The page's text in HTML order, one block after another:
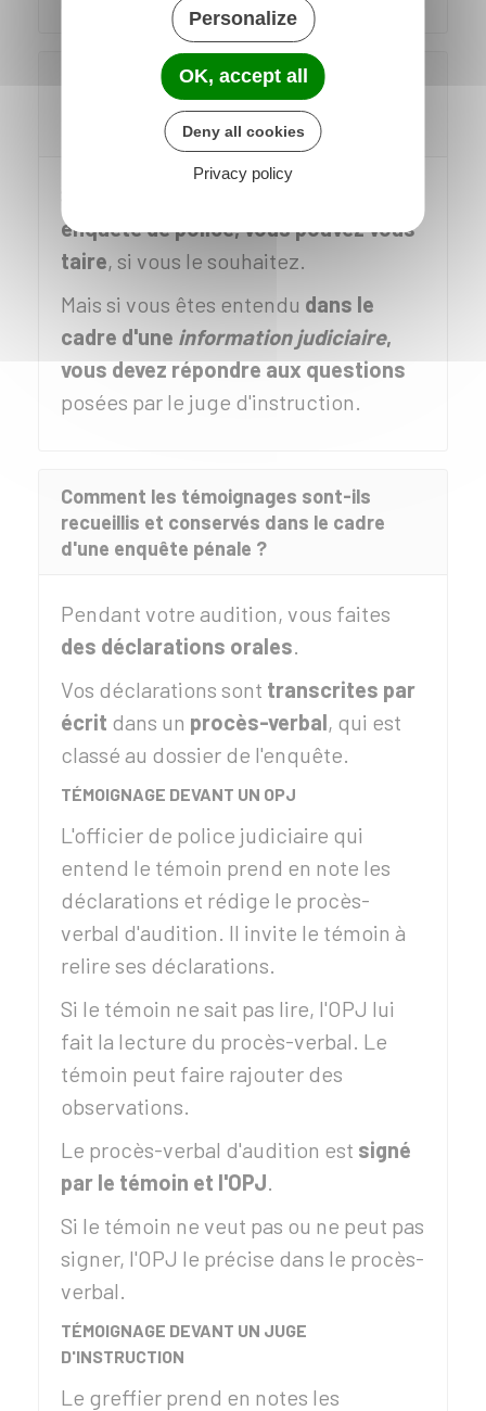
Le témoin a-t-il le droit de se taire lors
d'une audition dans le cadre d'une
enquête pénale ?
enquête de police, vous pouvez vous
taire, si vous le souhaitez.
Mais si vous êtes entendu dans le
cadre d'une information judiciaire,
vous devez répondre aux questions
posées par le juge d'instruction.
Comment les témoignages sont-ils
recueillis et conservés dans le cadre
d'une enquête pénale ?
Pendant votre audition, vous faites
des déclarations orales.
Vos déclarations sont transcrites par
écrit dans un procès-verbal, qui est
classé au dossier de l'enquête.
TÉMOIGNAGE DEVANT UN OPJ
L'officier de police judiciaire qui
entend le témoin prend en note les
déclarations et rédige le procès-
verbal d'audition. Il invite le témoin à
relire ses déclarations.
Si le témoin ne sait pas lire, l'OPJ lui
fait la lecture du procès-verbal. Le
témoin peut faire rajouter des
observations.
Le procès-verbal d'audition est signé
par le témoin et l'OPJ.
Si le témoin ne veut pas ou ne peut pas
signer, l'OPJ le précise dans le procès-
verbal.
TÉMOIGNAGE DEVANT UN JUGE
D'INSTRUCTION
Le greffier prend en notes les
Personalize
OK, accept all
Deny all cookies
Privacy policy